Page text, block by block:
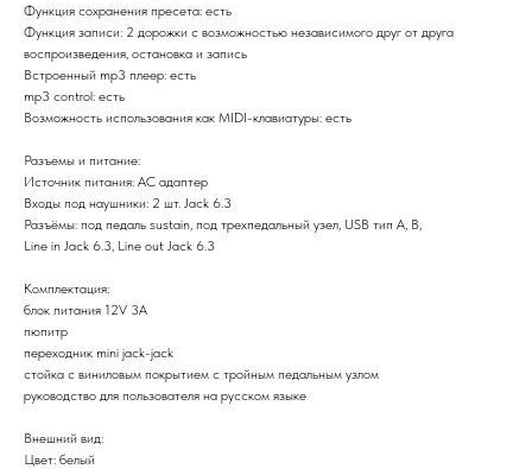
Функция сохранения пресета: есть
Функция записи: 2 дорожки с возможностью независимого друг от друга
воспроизведения, остановка и запись
Встроенный mp3 плеер: есть
mp3 control: есть
Возможность использования как MIDI-клавиатуры: есть
Разъемы и питание:
Источник питания: AC адаптер
Входы под наушники: 2 шт. Jack 6.3
Разъёмы: под педаль sustain, под трехпедальный узел, USB тип А, В,
Line in Jack 6.3, Line out Jack 6.3
Комплектация:
блок питания 12V 3A
пюпитр
переходник mini jack-jack
стойка с виниловым покрытием с тройным педальным узлом
руководство для пользователя на русском языке
Внешний вид:
Цвет: белый